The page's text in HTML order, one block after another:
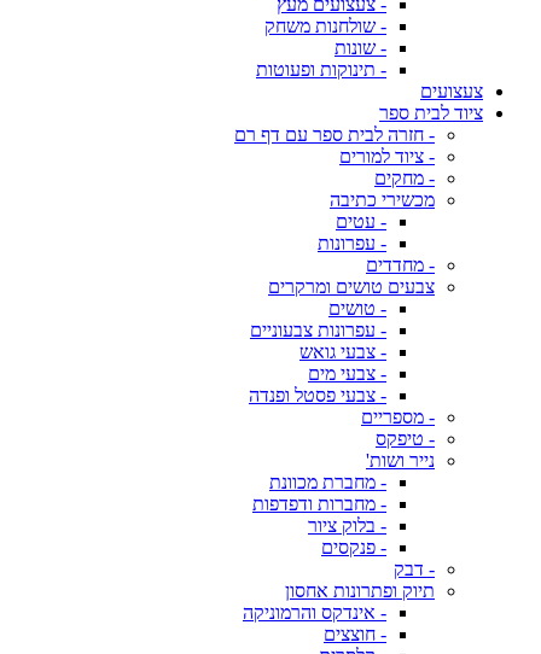
- צעצועים מעץ
- שולחנות משחק
- שונות
- תינוקות ופעוטות
צעצועים
ציוד לבית ספר
- חזרה לבית ספר עם דף רם
- ציוד למורים
- מחקים
מכשירי כתיבה
- עטים
- עפרונות
- מחדדים
צבעים טושים ומרקרים
- טושים
- עפרונות צבעוניים
- צבעי גואש
- צבעי מים
- צבעי פסטל ופנדה
- מספריים
- טיפקס
נייר ושות'
- מחברת מכוונת
- מחברות ודפדפות
- בלוק ציור
- פנקסים
- דבק
תיוק ופתרונות אחסון
- אינדקס והרמוניקה
- חוצצים